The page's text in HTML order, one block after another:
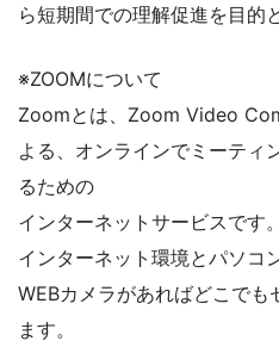
ら短期間での理解促進を目的
※ZOOMについて
Zoomとは、Zoom Video
よる、オンラインでミーティ
るための
インターネットサービスです。
インターネット環境とパソコ
WEBカメラがあればどこでも
ます。